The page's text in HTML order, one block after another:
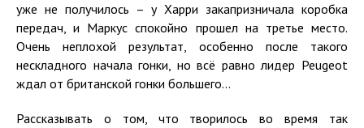
уже не получилось – у Харри закапризничала коробка
передач, и Маркус спокойно прошел на третье место.
Очень неплохой результат, особенно после такого
нескладного начала гонки, но всё равно лидер Peugeot
ждал от британской гонки большего...
Рассказывать о том, что творилось во время так